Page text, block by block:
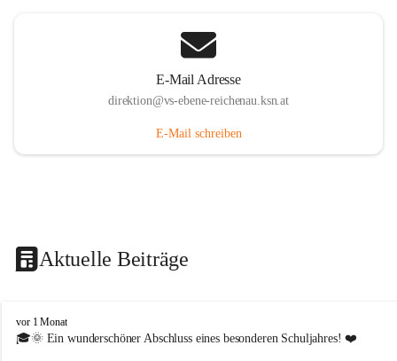
E-Mail Adresse
direktion@vs-ebene-reichenau.ksn.at
E-Mail schreiben
Aktuelle Beiträge
V
o
vor 1 Monat
🎓🌞 Ein wunderschöner Abschluss eines besonderen Schuljahres! ❤️